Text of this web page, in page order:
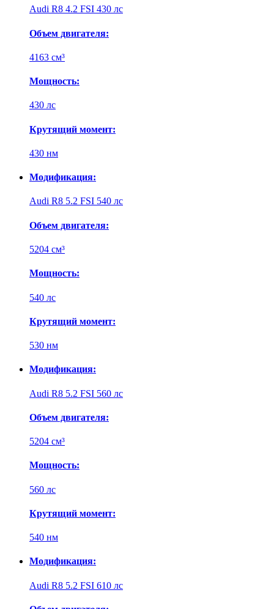
Audi R8 4.2 FSI 430 лс
Объем двигателя:
4163 см³
Мощность:
430 лс
Крутящий момент:
430 нм
Модификация:
Audi R8 5.2 FSI 540 лс
Объем двигателя:
5204 см³
Мощность:
540 лс
Крутящий момент:
530 нм
Модификация:
Audi R8 5.2 FSI 560 лс
Объем двигателя:
5204 см³
Мощность:
560 лс
Крутящий момент:
540 нм
Модификация:
Audi R8 5.2 FSI 610 лс